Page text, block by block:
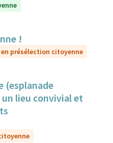
!
en présélection citoyenne
(esplanade
lieu convivial et